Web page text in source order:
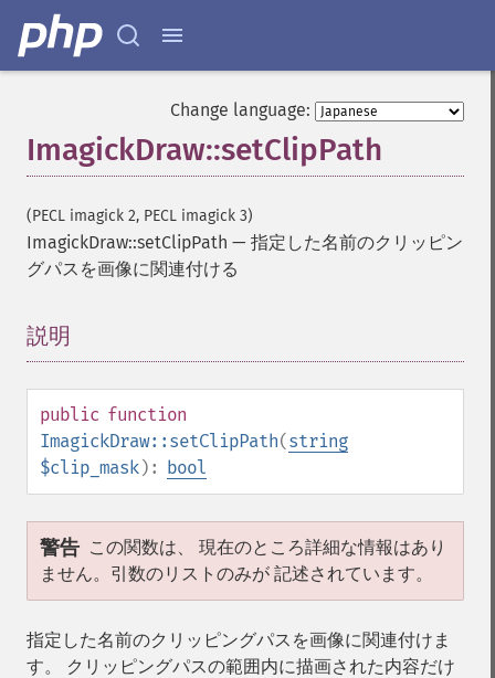
Change language:
ImagickDraw::setClipPath
(PECL imagick 2, PECL imagick 3)
ImagickDraw::setClipPath — 指定した名前のクリッピン
グパスを画像に関連付ける
説明
public function
ImagickDraw::setClipPath(string
$clip_mask): bool
警告 この関数は、 現在のところ詳細な情報はあり
ません。引数のリストのみが 記述されています。
指定した名前のクリッピングパスを画像に関連付けま
す。 クリッピングパスの範囲内に描画された内容だけ